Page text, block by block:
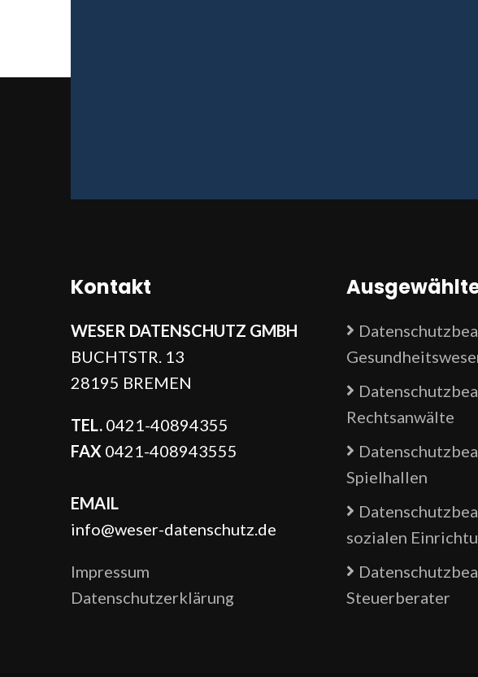
Kontakt
WESER DATENSCHUTZ GMBH
BUCHTSTR. 13
28195 BREMEN
TEL. 0421-40894355
FAX 0421-408943555
EMAIL
info@weser-datenschutz.de
Impressum
Datenschutzerklärung
Rechtsanwälte
Spielhallen
sozialen
Steuerberater